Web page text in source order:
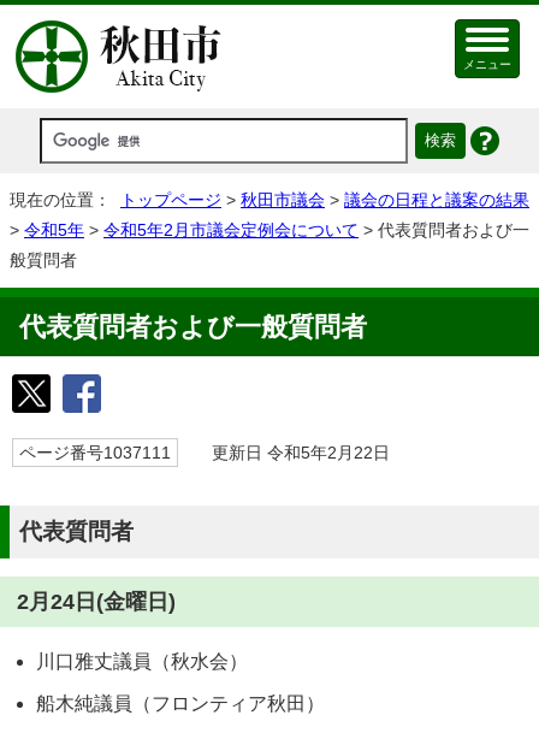
メニュー
現在の位置： トップページ > 秋田市議会 > 議会の日程と議案の結果
> 令和5年 > 令和5年2月市議会定例会について > 代表質問者および一
般質問者
代表質問者および一般質問者
ページ番号1037111 更新日 令和5年2月22日
代表質問者
2月24日(金曜日)
川口雅丈議員（秋水会）
船木純議員（フロンティア秋田）